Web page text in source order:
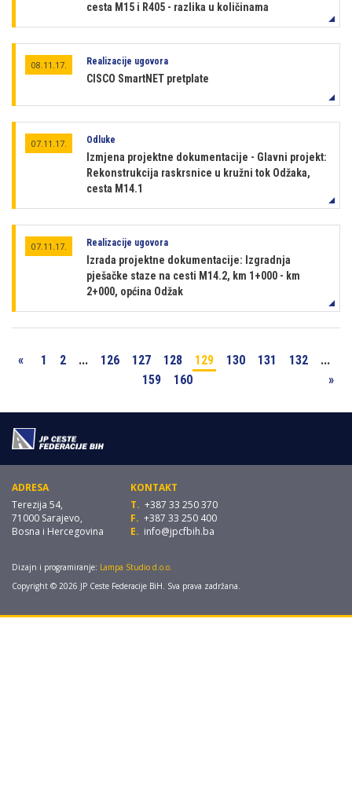
cesta M15 i R405 - razlika u količinama
08.11.17. Realizacije ugovora
CISCO SmartNET pretplate
07.11.17. Odluke
Izmjena projektne dokumentacije - Glavni projekt:
Rekonstrukcija raskrsnice u kružni tok Odžaka,
cesta M14.1
07.11.17. Realizacije ugovora
Izrada projektne dokumentacije: Izgradnja
pješačke staze na cesti M14.2, km 1+000 - km
2+000, općina Odžak
« 1 2 ... 126 127 128 129 130 131 132
...
159
160 »
ADRESA
Terezija 54,
71000 Sarajevo,
Bosna i Hercegovina
KONTAKT
T. +387 33 250 370
F. +387 33 250 400
E. info@jpcfbih.ba
Dizajn i programiranje: Lampa Studio d.o.o.
Copyright © 2026 JP Ceste Federacije BiH. Sva prava zadržana.